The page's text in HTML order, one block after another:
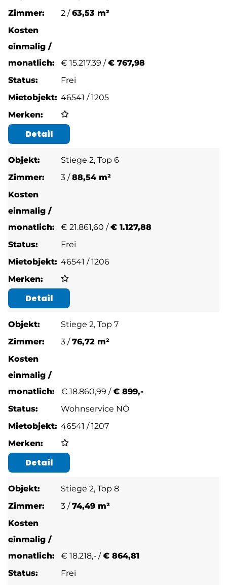
2 /63,53 m²
€ 15.217,39 /€ 767,98
Frei
46541 / 1205
Detail
Stiege 2, Top 6
3 /88,54 m²
€ 21.861,60 /€ 1.127,88
Frei
46541 / 1206
Detail
Stiege 2, Top 7
3 /76,72 m²
€ 18.860,99 /€ 899,-
Wohnservice NÖ
46541 / 1207
Detail
Stiege 2, Top 8
3 /74,49 m²
€ 18.218,- /€ 864,81
Frei